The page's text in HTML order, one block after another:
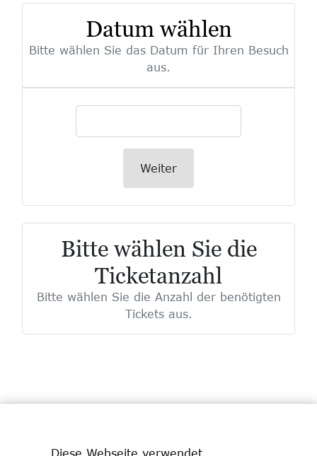
Diese Webseite verwendet
Datum wählen
Bitte wählen Sie das Datum für Ihren Besuch
aus.
Weiter
Bitte wählen Sie die
Ticketanzahl
Bitte wählen Sie die Anzahl der benötigten
Tickets aus.